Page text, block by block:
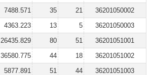
7488.571 35 21
36201050002
4363.223 13 5
36201050003
26435.829 80 51
36201051001
36580.775 44 18
36201051002
5877.891 51 44
36201051003